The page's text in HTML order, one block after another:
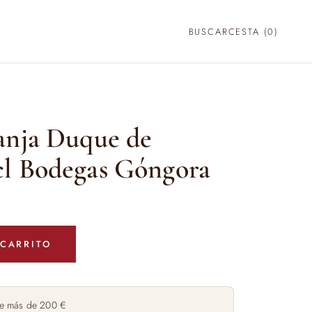
BUSCARCESTA (0)
Duque de
Bodegas Góngora
más de 200 €